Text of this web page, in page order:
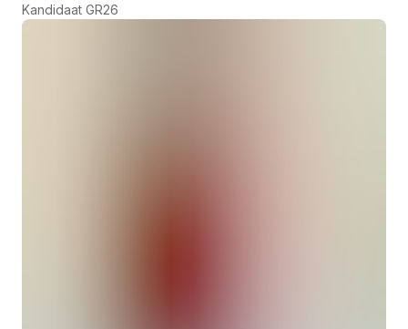
Kandidaat GR26